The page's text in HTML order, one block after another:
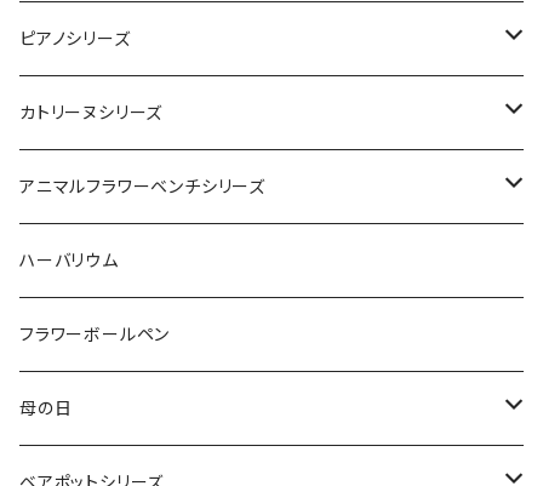
ピンク
ピンク
レッド
オレンジ
ミミホワイトベース
ピンク＆イエロー
レッド＆オレンジ
ピアノシリーズ
オリジナル1
レツド＆ピンク
カトリーヌシリーズ
ピンクベース
アニマルフラワーベンチシリーズ
モンキー
ソーダブルー
ベア
レッド
ピンク
ハーバリウム
フラワーボールペン
母の日
クレアシリーズ